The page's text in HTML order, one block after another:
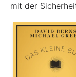
mit der